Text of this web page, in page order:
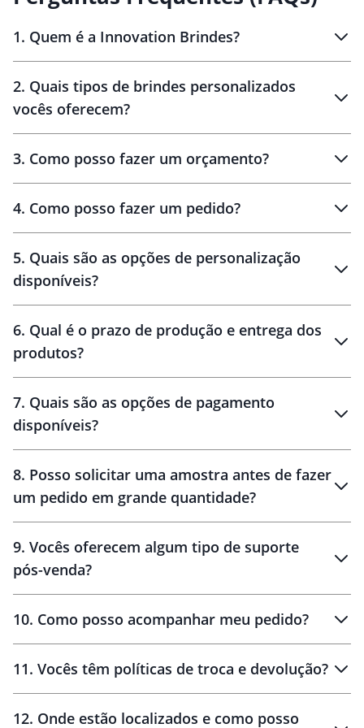
mais firme e, além disso, o
design aberto para facilitar a
sobre ele.
1. Quem é a Innovation Brindes?
Brindes personalizados
2. Quais tipos de brindes personalizados
vocês oferecem?
personalizados
3. Como posso fazer um orçamento?
brinde
personalização
4. Como posso fazer um pedido?
amostra virtual
5. Quais são as opções de personalização
disponíveis?
6. Qual é o prazo de produção e entrega dos
produtos?
10 dias
brinde
48 horas
7. Quais são as opções de pagamento
disponíveis?
8. Posso solicitar uma amostra antes de fazer
um pedido em grande quantidade?
amostras
9. Vocês oferecem algum tipo de suporte
pós-venda?
10. Como posso acompanhar meu pedido?
11. Vocês têm políticas de troca e devolução?
12. Onde estão localizados e como posso